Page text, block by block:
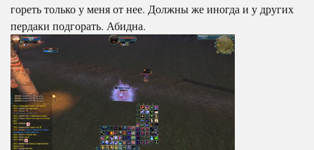
гореть только у меня от нее. Должны же иногда и у других
пердаки подгорать. Абидна.